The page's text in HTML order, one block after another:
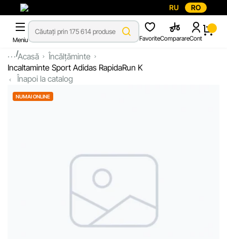
RU RO
Meniu FavoriteComparareCont
...Acasă
Încălțăminte
Incaltaminte Sport Adidas RapidaRun K
Înapoi la catalog
NUMAI ONLINE